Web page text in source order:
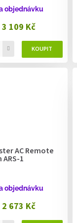
objednávku
3 109 Kč
AC Remote
1
objednávku
2 673 Kč